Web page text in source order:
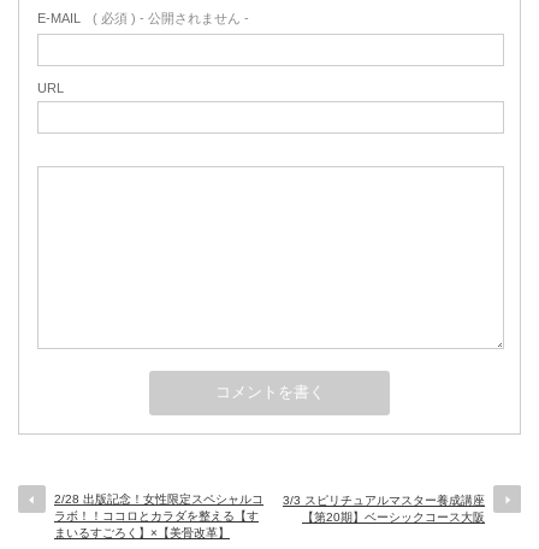
E-MAIL ( 必須 ) - 公開されません -
URL
2/28 出版記念！女性限定スペシャルコ
ラボ！！ココロとカラダを整える【す
まいるすごろく】×【美骨改革】
3/3 スピリチュアルマスター養成講座
【第20期】ベーシックコース大阪